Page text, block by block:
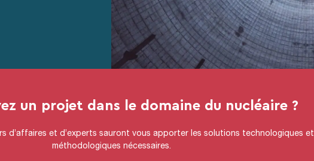
un projet dans le domaine du nucléaire ?
d’affaires et d’experts sauront vous apporter les solutions technologiques et
méthodologiques nécessaires.